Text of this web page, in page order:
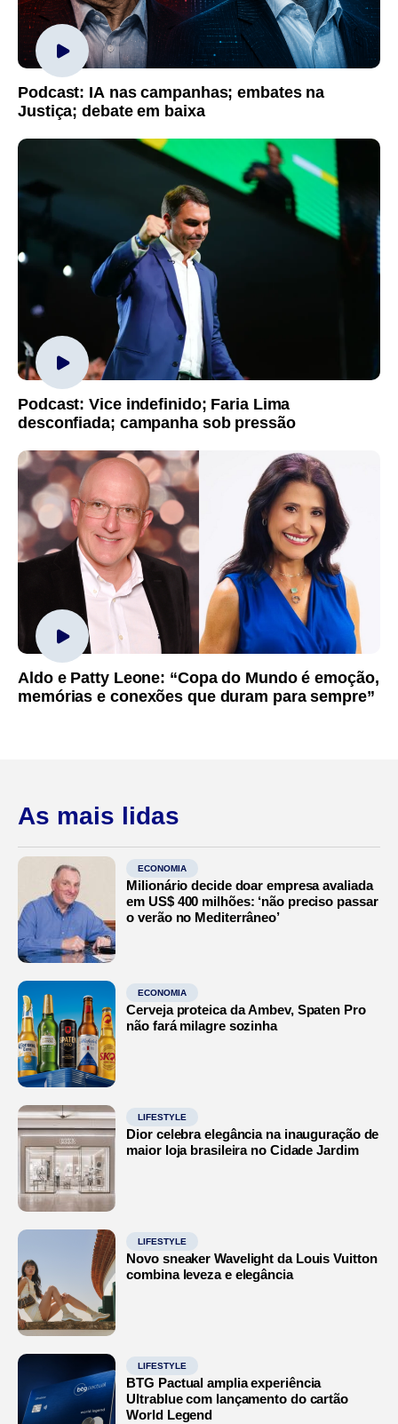
Podcast: IA nas campanhas; embates na
Justiça; debate em baixa
Podcast: Vice indefinido; Faria Lima
desconfiada; campanha sob pressão
Aldo e Patty Leone: “Copa do Mundo é emoção,
memórias e conexões que duram para sempre”
As mais lidas
ECONOMIA
Milionário decide doar empresa avaliada
em US$ 400 milhões: ‘não preciso passar
o verão no Mediterrâneo’
ECONOMIA
Cerveja proteica da Ambev, Spaten Pro
não fará milagre sozinha
LIFESTYLE
Dior celebra elegância na inauguração de
maior loja brasileira no Cidade Jardim
LIFESTYLE
Novo sneaker Wavelight da Louis Vuitton
combina leveza e elegância
LIFESTYLE
BTG Pactual amplia experiência
Ultrablue com lançamento do cartão
World Legend